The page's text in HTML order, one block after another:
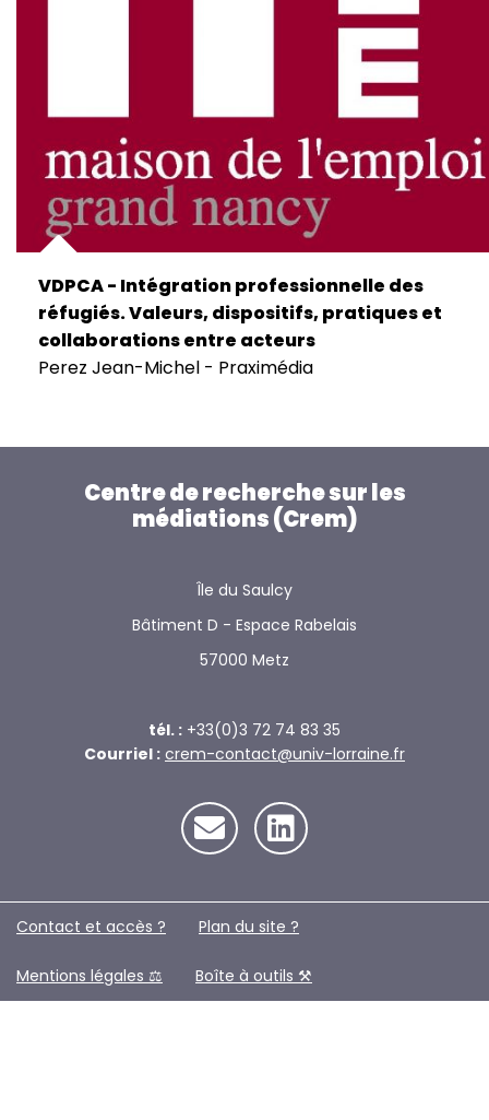
VDPCA - Intégration professionnelle des
réfugiés. Valeurs, dispositifs, pratiques et
collaborations entre acteurs
Perez Jean-Michel - Praximédia
Centre de recherche sur les
médiations (Crem)
Île du Saulcy
Bâtiment D - Espace Rabelais
57000 Metz
tél. : +33(0)3 72 74 83 35
Courriel : crem-contact@univ-lorraine.fr
Contact et accès ? Plan du site ?️
Mentions légales ⚖️ Boîte à outils ⚒️